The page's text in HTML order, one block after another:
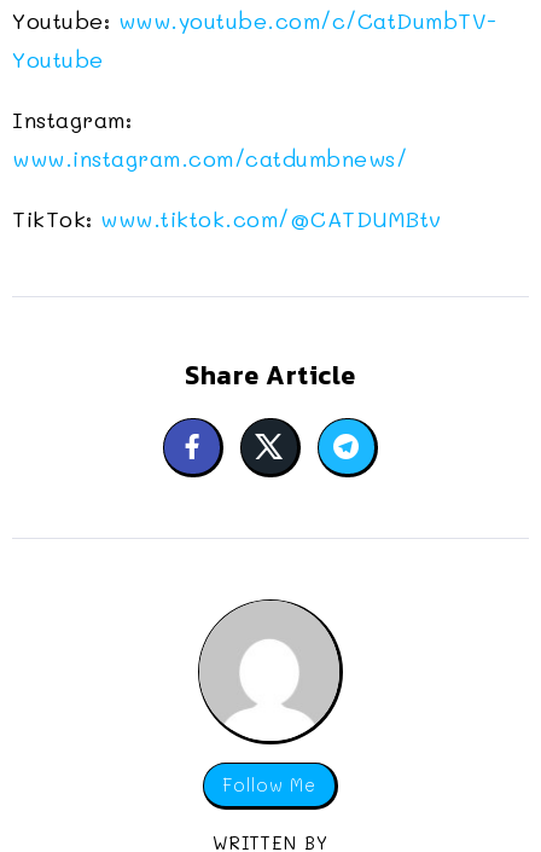
Youtube: www.youtube.com/c/CatDumbTV-
Youtube
Instagram:
www.instagram.com/catdumbnews/
TikTok: www.tiktok.com/@CATDUMBtv
Share Article
Follow Me
WRITTEN BY